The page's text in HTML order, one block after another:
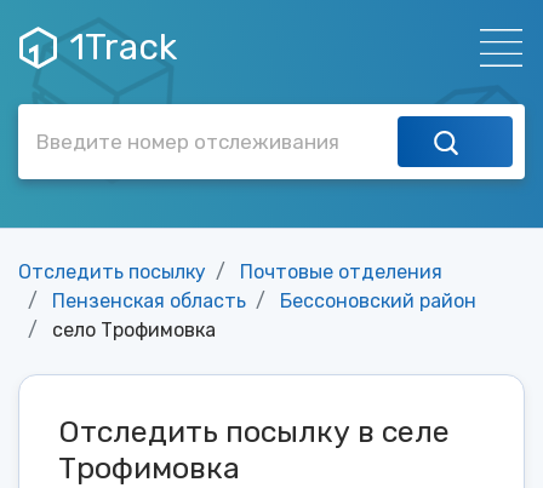
1Track
Отследить посылку
Почтовые отделения
Пензенская область
Бессоновский район
село Трофимовка
Отследить посылку в селе
Трофимовка